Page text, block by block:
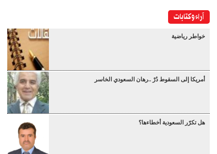
آراء وكتابات
خواطر رياضية
أمريكا إلى السقوط دُرْ ..رهان السعودي الخاسر
هل تكرّر السعودية أخطاءها؟